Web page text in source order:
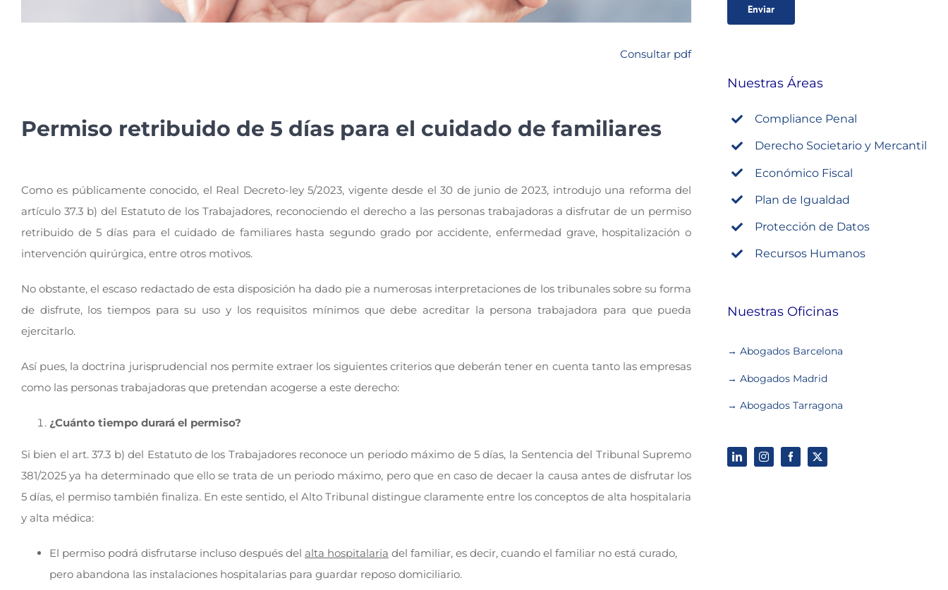
Consultar pdf
Permiso retribuido de 5 días para el cuidado de familiares
Como es públicamente conocido, el Real Decreto-ley 5/2023, vigente desde el 30 de junio de 2023, introdujo una reforma del
artículo 37.3 b) del Estatuto de los Trabajadores, reconociendo el derecho a las personas trabajadoras a disfrutar de un permiso
retribuido de 5 días para el cuidado de familiares hasta segundo grado por accidente, enfermedad grave, hospitalización o
intervención quirúrgica, entre otros motivos.
No obstante, el escaso redactado de esta disposición ha dado pie a numerosas interpretaciones de los tribunales sobre su forma
de disfrute, los tiempos para su uso y los requisitos mínimos que debe acreditar la persona trabajadora para que pueda
ejercitarlo.
Así pues, la doctrina jurisprudencial nos permite extraer los siguientes criterios que deberán tener en cuenta tanto las empresas
como las personas trabajadoras que pretendan acogerse a este derecho:
¿Cuánto tiempo durará el permiso?
Si bien el art. 37.3 b) del Estatuto de los Trabajadores reconoce un periodo máximo de 5 días, la Sentencia del Tribunal Supremo
381/2025 ya ha determinado que ello se trata de un periodo máximo, pero que en caso de decaer la causa antes de disfrutar los
5 días, el permiso también finaliza. En este sentido, el Alto Tribunal distingue claramente entre los conceptos de alta hospitalaria
y alta médica:
El permiso podrá disfrutarse incluso después del alta hospitalaria del familiar, es decir, cuando el familiar no está curado,
pero abandona las instalaciones hospitalarias para guardar reposo domiciliario.
Nuestras Áreas
Compliance Penal
Derecho Societario y Mercantil
Económico Fiscal
Plan de Igualdad
Protección de Datos
Recursos Humanos
Nuestras Oficinas
→ Abogados Barcelona
→ Abogados Madrid
→ Abogados Tarragona